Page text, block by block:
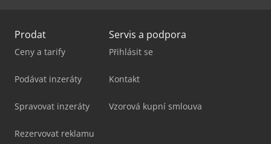
Prodat
Ceny a tarify
Podávat inzeráty
Spravovat inzeráty
Rezervovat reklamu
Servis a podpora
Přihlásit se
Kontakt
Vzorová kupní smlouva